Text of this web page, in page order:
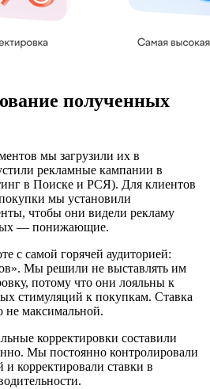
полученных
мы загрузили их в
рекламные кампании в
в Поиске и РСЯ). Для клиентов
мы установили
чтобы они видели рекламу
— понижающие.
с самой горячей аудиторией:
Мы решили не выставлять им
потому что они лояльны к
стимуляций к покупкам. Ставка
не максимальной.
корректировки составили
Мы постоянно контролировали
и корректировали ставки в